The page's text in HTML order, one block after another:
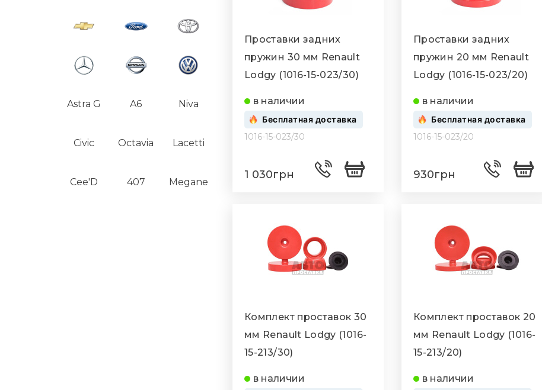
Astra G A6 Niva
Civic Octavia Lacetti
Cee'D 407 Megane
Проставки задних
пружин 30 мм Renault
Lodgy (1016-15-023/30)
в наличии
Бесплатная доставка
1016-15-023/30
1 030грн
Проставки задних
пружин 20 мм Renault
Lodgy (1016-15-023/20)
в наличии
Бесплатная доставка
1016-15-023/20
930грн
Комплект проставок 30
мм Renault Lodgy (1016-
15-213/30)
в наличии
Комплект проставок 20
мм Renault Lodgy (1016-
15-213/20)
в наличии